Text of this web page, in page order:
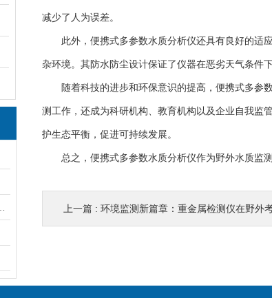
减少了人为误差。
此外，便携式多参数水质分析仪还具有良好的适应
杂环境。其防水防尘设计保证了仪器在恶劣天气条件
随着科技的进步和环保意识的提高，便携式多参数
测工作，还成为科研机构、教育机构以及企业自我监
护生态平衡，促进可持续发展。
总之，便携式多参数水质分析仪作为野外水质监测
上一篇 : 环境监测新篇章：重金属检测仪在野外考察与应急响应中的重要作